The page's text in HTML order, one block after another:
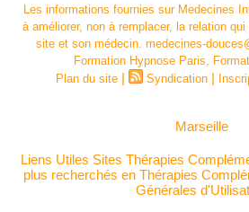
Les informations fournies sur Medecines
à améliorer, non à remplacer, la relation
site et son médecin. medecines-
Formation Hypnose Paris,
Plan du site | Syndication |
Marseille
Liens Utiles Sites Thérapies
plus recherchés en Thérapies
Générales